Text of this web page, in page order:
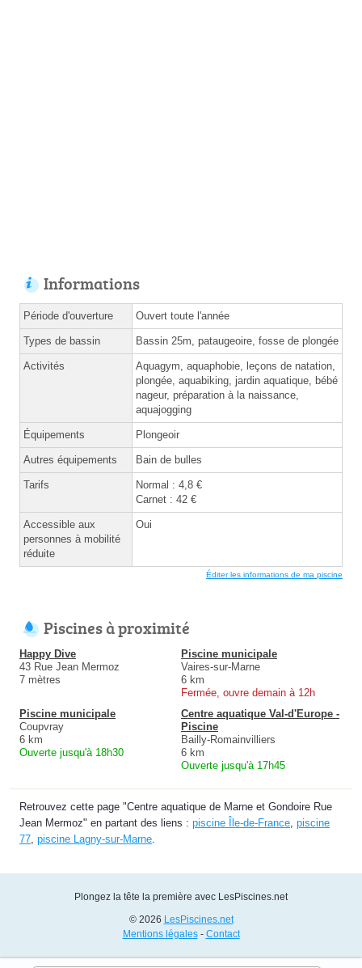
Informations
Période d'ouverture Ouvert toute l'année
Types de bassin Bassin 25m, pataugeoire, fosse de plongée
Activités
Aquagym, aquaphobie, leçons de natation,
plongée, aquabiking, jardin aquatique, bébé
nageur, préparation à la naissance,
aquajogging
Équipements Plongeoir
Autres équipements Bain de bulles
Tarifs
Normal : 4,8 €
Carnet : 42 €
Accessible aux
personnes à mobilité
réduite
Oui
Éditer les informations de ma piscine
Piscines à proximité
Happy Dive
43 Rue Jean Mermoz
7 mètres
Piscine municipale
Vaires-sur-Marne
6 km
Fermée, ouvre demain à 12h
Piscine municipale
Coupvray
6 km
Ouverte jusqu'à 18h30
Centre aquatique Val-d'Europe -
Piscine
Bailly-Romainvilliers
6 km
Ouverte jusqu'à 17h45
Retrouvez cette page "Centre aquatique de Marne et Gondoire Rue
Jean Mermoz" en partant des liens : piscine Île-de-France piscine
77 piscine Lagny-sur-Marne
Plongez la tête la première avec LesPiscines.net
© 2026 LesPiscines.net
Mentions légales- Contact